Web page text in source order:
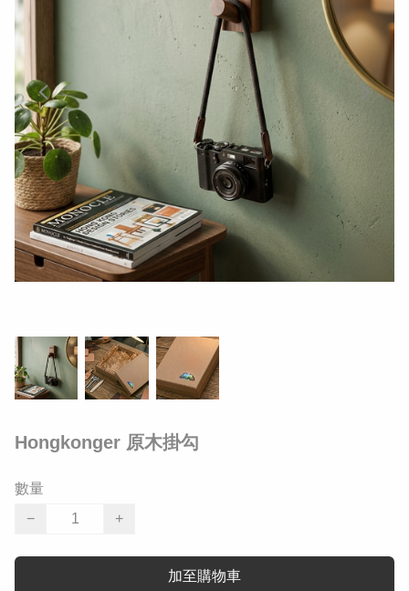
Hongkonger 原木掛勾
數量
−
+
加至購物車